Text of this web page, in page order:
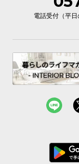
安心して使え
天板スペースの
ーカーなどをし
電話受付（平